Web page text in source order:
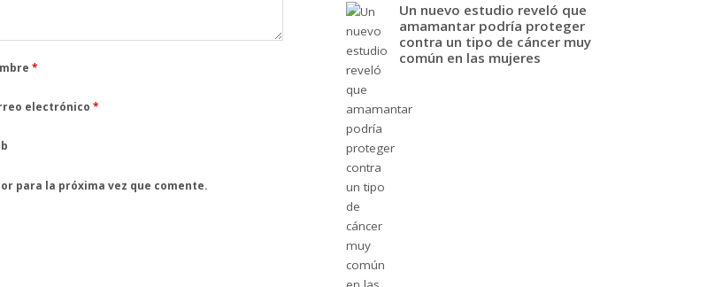
*
electrónico *
para la próxima vez que comente.
Un nuevo estudio reveló que
amamantar podría proteger
contra un tipo de cáncer muy
común en las mujeres